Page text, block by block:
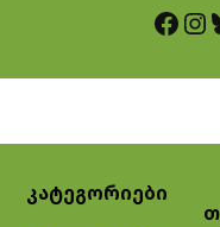
Facebook Instagram
კატეგორიები